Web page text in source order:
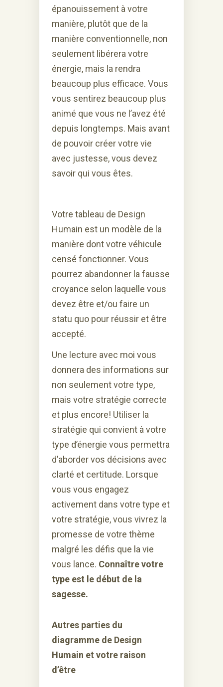
épanouissement à votre
manière, plutôt que de la
manière conventionnelle, non
seulement libérera votre
énergie, mais la rendra
beaucoup plus efficace. Vous
vous sentirez beaucoup plus
animé que vous ne l’avez été
depuis longtemps. Mais avant
de pouvoir créer votre vie
avec justesse, vous devez
savoir qui vous êtes.
Votre tableau de Design
Humain est un modèle de la
manière dont votre véhicule
censé fonctionner. Vous
pourrez abandonner la fausse
croyance selon laquelle vous
devez être et/ou faire un
statu quo pour réussir et être
accepté.
Une lecture avec moi vous
donnera des informations sur
non seulement votre type,
mais votre stratégie correcte
et plus encore! Utiliser la
stratégie qui convient à votre
type d’énergie vous permettra
d’aborder vos décisions avec
clarté et certitude. Lorsque
vous vous engagez
activement dans votre type et
votre stratégie, vous vivrez la
promesse de votre thème
malgré les défis que la vie
vous lance. Connaître votre
type est le début de la
sagesse.
Autres parties du
diagramme de Design
Humain et votre raison
d’être